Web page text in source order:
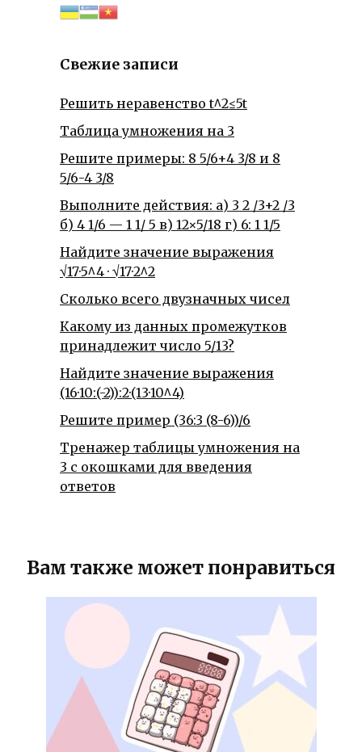
Свежие записи
Решить неравенство t^2≤5t
Таблица умножения на 3
Решите примеры: 8 5/6+4 3/8 и 8
5/6-4 3/8
Выполните действия: а) 3 2 /3+2 /3
б) 4 1/6 — 1 1/ 5 в) 12×5/18 г) 6: 1 1/5
Найдите значение выражения
√17·5^4 · √17·2^2
Сколько всего двузначных чисел
Какому из данных промежутков
принадлежит число 5/13?
Найдите значение выражения
(16·10:(-2)):2·(13·10^4)
Решите пример (36:3 (8-6))/6
Тренажер таблицы умножения на
3 с окошками для введения
ответов
Вам также может понравиться